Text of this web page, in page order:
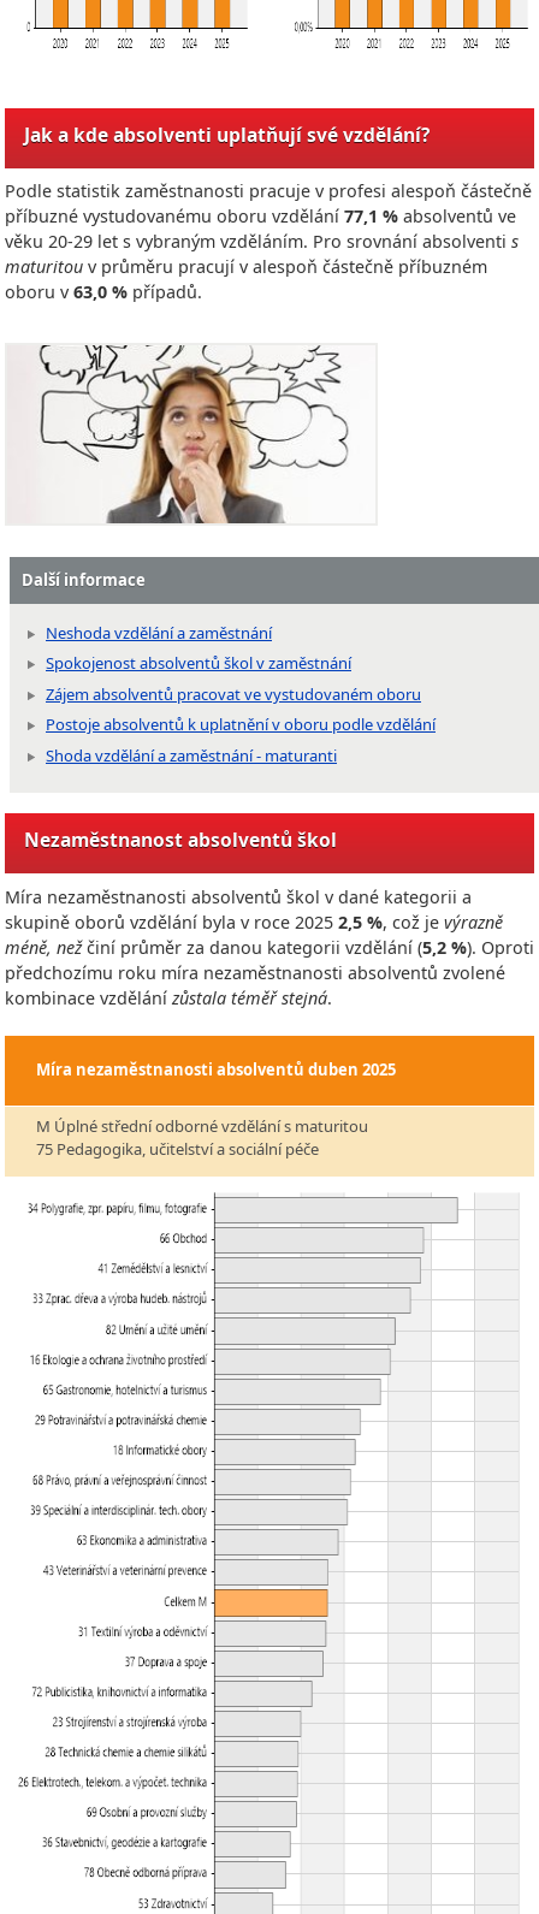
Jak a kde absolventi uplatňují své vzdělání?
Podle statistik zaměstnanosti pracuje v profesi alespoň částečně
příbuzné vystudovanému oboru vzdělání 77,1 % absolventů ve
věku 20-29 let s vybraným vzděláním. Pro srovnání absolventi s
maturitou v průměru pracují v alespoň částečně příbuzném
oboru v 63,0 % případů.
Další informace
Neshoda vzdělání a zaměstnání
Spokojenost absolventů škol v zaměstnání
Zájem absolventů pracovat ve vystudovaném oboru
Postoje absolventů k uplatnění v oboru podle vzdělání
Shoda vzdělání a zaměstnání - maturanti
Nezaměstnanost absolventů škol
Míra nezaměstnanosti absolventů škol v dané kategorii a
skupině oborů vzdělání byla v roce 2025 2,5 %, což je výrazně
méně, nežčiní průměr za danou kategorii vzdělání (5,2 %). Oproti
předchozímu roku míra nezaměstnanosti absolventů zvolené
kombinace vzdělání zůstala téměř stejná.
Míra nezaměstnanosti absolventů duben 2025
M Úplné střední odborné vzdělání s maturitou
75 Pedagogika, učitelství a sociální péče